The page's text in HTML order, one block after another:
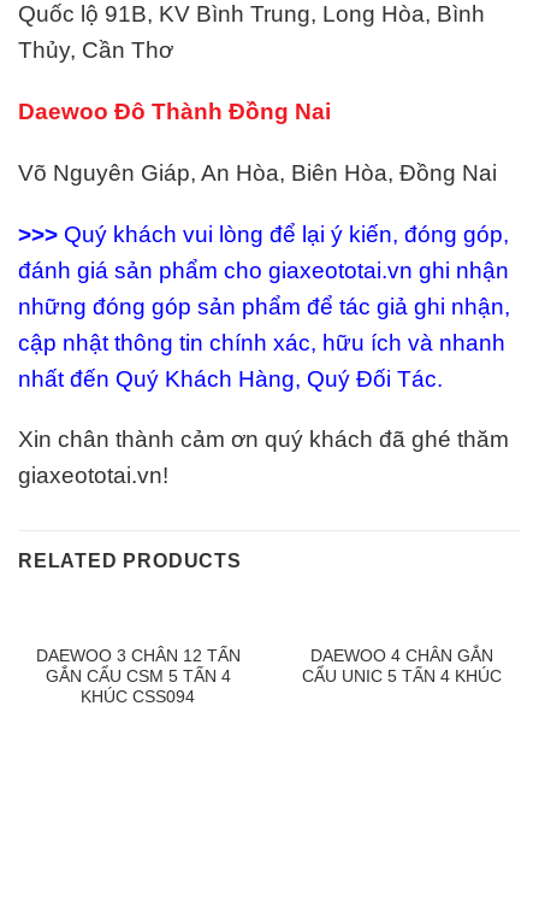
Quốc lộ 91B, KV Bình Trung, Long Hòa, Bình
Thủy, Cần Thơ
Daewoo Đô Thành Đồng Nai
Võ Nguyên Giáp, An Hòa, Biên Hòa, Đồng Nai
>>> Quý khách vui lòng để lại ý kiến, đóng góp,
đánh giá sản phẩm cho giaxeototai.vn ghi nhận
những đóng góp sản phẩm để tác giả ghi nhận,
cập nhật thông tin chính xác, hữu ích và nhanh
nhất đến Quý Khách Hàng, Quý Đối Tác.
Xin chân thành cảm ơn quý khách đã ghé thăm
giaxeototai.vn!
RELATED PRODUCTS
DAEWOO 3 CHÂN 12 TẤN
GẮN CẨU CSM 5 TẤN 4
KHÚC CSS094
DAEWOO 4 CHÂN GẮN
CẨU UNIC 5 TẤN 4 KHÚC